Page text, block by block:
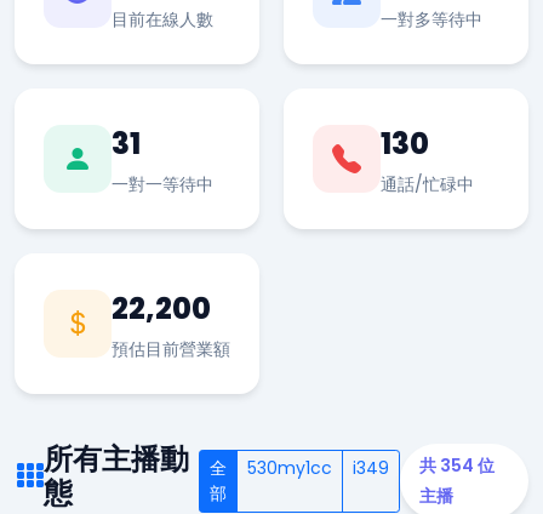
目前在線人數 一對多等待中
31
一對一等待中
130
通話/忙碌中
22,200
預估目前營業額
所有主播動
態
全
部
530my1cc i349
共 354 位
主播